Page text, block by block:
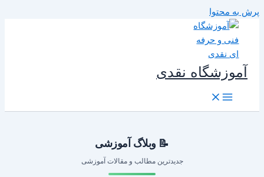
به محتوا
آموزشگاه نقدی
📝 وبلاگ آموزشی
جدیدترین مطالب و مقالات آموزشی